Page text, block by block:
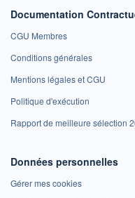
Documentation
CGU Membres
Conditions générales
Mentions légales et CGU
Politique d'exécution
Rapport de meilleure sélection
Données personnelles
Gérer mes cookies